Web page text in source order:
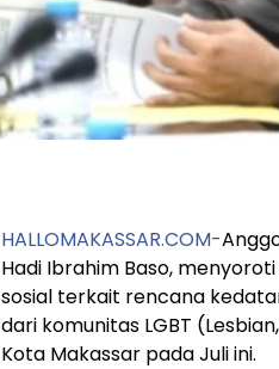
HALLOMAKASSAR.COM-
Hadi Ibrahim Baso,
sosial terkait rencana
dari komunitas LGBT
Kota Makassar pada Juli ini.